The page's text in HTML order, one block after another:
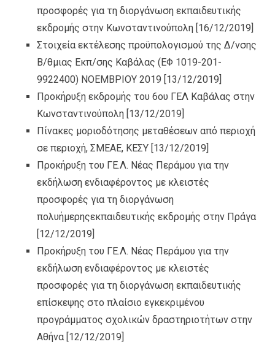
προσφορές για τη διοργάνωση εκπαιδευτικής
εκδρομής στην Κωνσταντινούπολη [16/12/2019]
Στοιχεία εκτέλεσης προϋπολογισμού της Δ/νσης
Β/θμιας Εκπ/σης Καβάλας (ΕΦ 1019-201-
9922400) ΝΟΕΜΒΡΙΟΥ 2019 [13/12/2019]
Προκήρυξη εκδρομής του 6ου ΓΕΛ Καβάλας στην
Κωνσταντινούπολη [13/12/2019]
Πίνακες μοριοδότησης μεταθέσεων από περιοχή
σε περιοχή, ΣΜΕΑΕ, ΚΕΣΥ [13/12/2019]
Προκήρυξη του ΓΕ.Λ. Νέας Περάμου για την
εκδήλωση ενδιαφέροντος με κλειστές
προσφορές για τη διοργάνωση
πολυήμερηςεκπαιδευτικής εκδρομής στην Πράγα
[12/12/2019]
Προκήρυξη του ΓΕ.Λ. Νέας Περάμου για την
εκδήλωση ενδιαφέροντος με κλειστές
προσφορές για τη διοργάνωση εκπαιδευτικής
επίσκεψης στο πλαίσιο εγκεκριμένου
προγράμματος σχολικών δραστηριοτήτων στην
Αθήνα [12/12/2019]